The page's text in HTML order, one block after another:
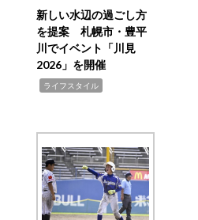
新しい水辺の過ごし方
を提案 札幌市・豊平
川でイベント「川見
2026」を開催
ライフスタイル